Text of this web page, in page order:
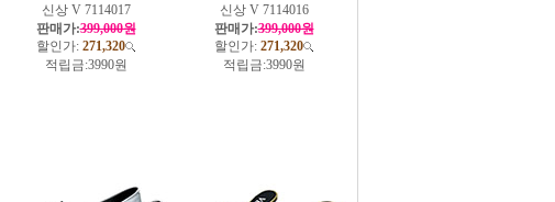
신상 V 7114017
판매가:399,000원
할인가: 271,320
적립금:3990원
신상 V 7114016
판매가:399,000원
할인가: 271,320
적립금:3990원